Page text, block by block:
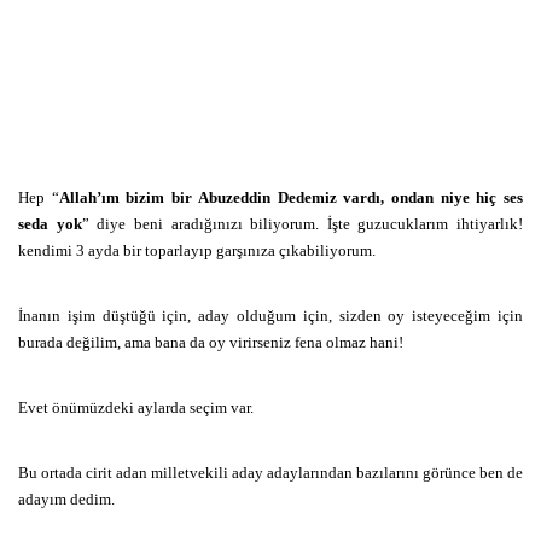
Hep “Allah’ım bizim bir Abuzeddin Dedemiz vardı, ondan niye hiç ses
seda yok” diye beni aradığınızı biliyorum. İşte guzucuklarım ihtiyarlık!
kendimi 3 ayda bir toparlayıp garşınıza çıkabiliyorum.
İnanın işim düştüğü için, aday olduğum için, sizden oy isteyeceğim için
burada değilim, ama bana da oy virirseniz fena olmaz hani!
Evet önümüzdeki aylarda seçim var.
Bu ortada cirit adan milletvekili aday adaylarından bazılarını görünce ben de
adayım dedim.